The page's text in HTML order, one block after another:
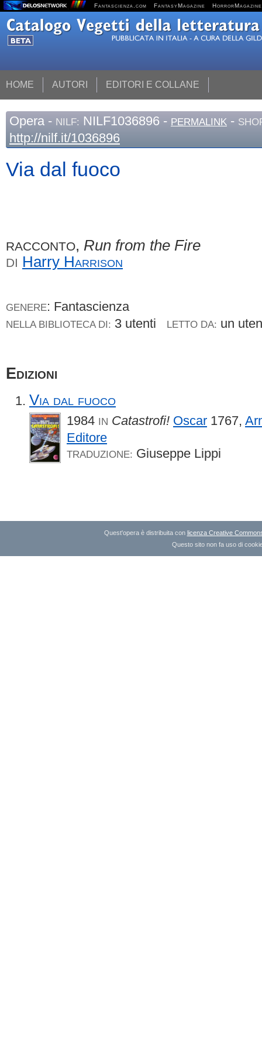
Fantascienza.com FantasyMagazine HorrorMagazine
HOME AUTORI EDITORI E COLLANE
Opera - NILF: NILF1036896 - PERMALINK -
http://nilf.it/1036896
Via dal fuoco
RACCONTO, Run from the Fire
DI Harry Harrison
GENERE: Fantascienza
NELLA BIBLIOTECA DI: 3 utenti LETTO DA: un
Edizioni
Via dal fuoco
1984 IN Catastrofi! Oscar 1767,
Editore
TRADUZIONE: Giuseppe Lippi
Quest'opera è distribuita con licenza Creative
Questo sito non fa uso di